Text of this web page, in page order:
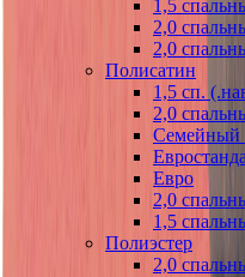
1,5
2,0
2,0
Полисатин
1,5 сп.
2,0
Семейный
Евро
2,0
1,5
Полиэстер
2,0